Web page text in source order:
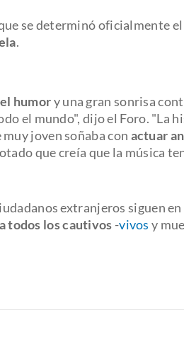
se determinó oficialmente
.
humory una gran sonrisa
el mundo", dijo el Foro. "La
muy joven soñaba con actuar
que creía que la música
extranjeros siguen
todos los cautivos -vivosy